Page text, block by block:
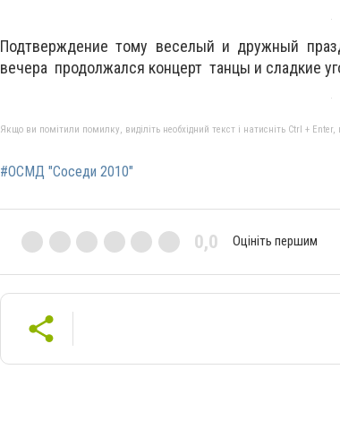
Подтверждение тому веселый и дружный
вечера продолжался концерт танцы и сладкие
Якщо ви помітили помилку, виділіть необхідний текст і натисніть Ctrl +
#ОСМД "Соседи 2010"
0,0 Оцініть першим